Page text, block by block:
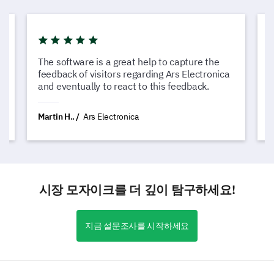
The software is a great help to capture the
feedback of visitors regarding Ars Electronica
and eventually to react to this feedback.
Martin H.. Ars Electronica
시장 모자이크를 더 깊이 탐구하세요!
지금 설문조사를 시작하세요